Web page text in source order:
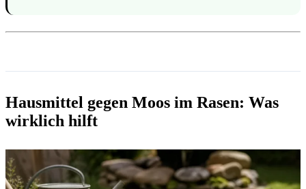
Hausmittel gegen Moos im Rasen: Was
wirklich hilft